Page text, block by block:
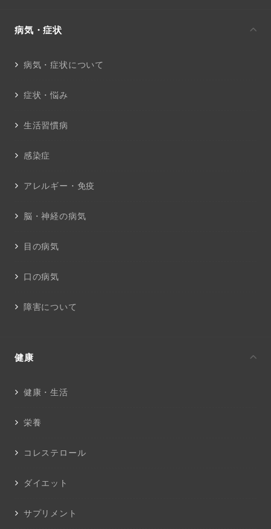
病気・症状
病気・症状について
症状・悩み
生活習慣病
感染症
アレルギー・免疫
脳・神経の病気
目の病気
口の病気
障害について
健康
健康・生活
栄養
コレステロール
ダイエット
サプリメント